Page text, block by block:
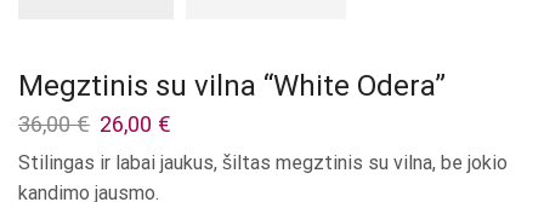
Megztinis su vilna “White Odera”
36,00€ Original
was:
26,00 €
is:
Stilingas ir labai jaukus, šiltas megztinis su vilna, be jokio
kandimo jausmo.